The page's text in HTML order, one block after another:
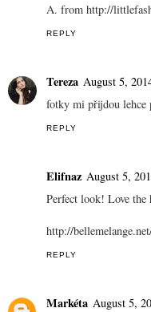
A. from http://
REPLY
Tereza August 5,
fotky mi přijdou lehce
REPLY
Elifnaz August 5,
Perfect look! Love the
http://
REPLY
Markéta August 5,